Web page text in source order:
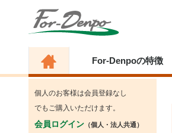
For-Denpoの特徴
個人のお客様は会員登録なし
でもご購入いただけます。
会員ログイン （個人・法人共通）